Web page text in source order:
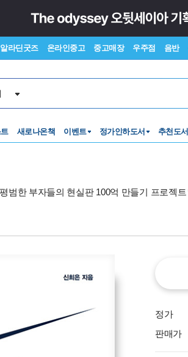
알라딘굿즈 온라인중고 중고매장 우주점 음반
새로나온책 이벤트 정가인하도서 추천도서
범한 부자들의 현실판 100억 만들기 프로젝트
정가
판매가